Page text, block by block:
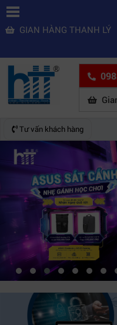
GIAN HÀNG THANH LÝ
Tư vấn khách hàng